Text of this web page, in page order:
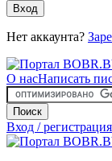
Вход
Нет аккаунта?
О насНаписать
Поиск
Вход / регистрация